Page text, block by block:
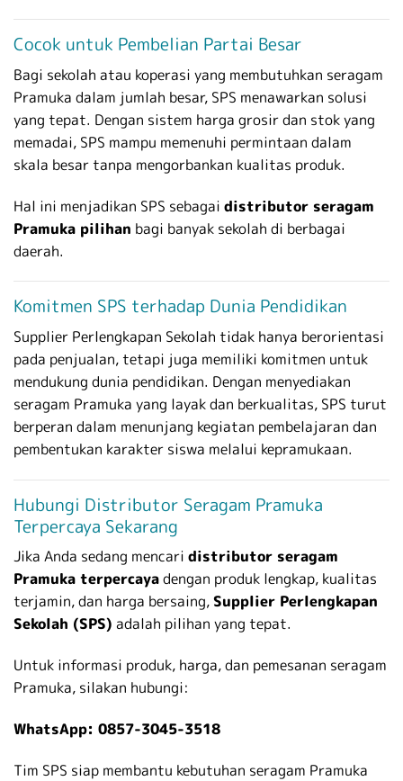
Cocok untuk Pembelian Partai Besar
Bagi sekolah atau koperasi yang membutuhkan seragam
Pramuka dalam jumlah besar, SPS menawarkan solusi
yang tepat. Dengan sistem harga grosir dan stok yang
memadai, SPS mampu memenuhi permintaan dalam
skala besar tanpa mengorbankan kualitas produk.
Hal ini menjadikan SPS sebagai distributor seragam
Pramuka pilihan bagi banyak sekolah di berbagai
daerah.
Komitmen SPS terhadap Dunia Pendidikan
Supplier Perlengkapan Sekolah tidak hanya berorientasi
pada penjualan, tetapi juga memiliki komitmen untuk
mendukung dunia pendidikan. Dengan menyediakan
seragam Pramuka yang layak dan berkualitas, SPS turut
berperan dalam menunjang kegiatan pembelajaran dan
pembentukan karakter siswa melalui kepramukaan.
Hubungi Distributor Seragam Pramuka
Terpercaya Sekarang
Jika Anda sedang mencari distributor seragam
Pramuka terpercayadengan produk lengkap, kualitas
terjamin, dan harga bersaing,Supplier Perlengkapan
Sekolah (SPS) adalah pilihan yang tepat.
Untuk informasi produk, harga, dan pemesanan seragam
Pramuka, silakan hubungi:
WhatsApp: 0857-3045-3518
Tim SPS siap membantu kebutuhan seragam Pramuka